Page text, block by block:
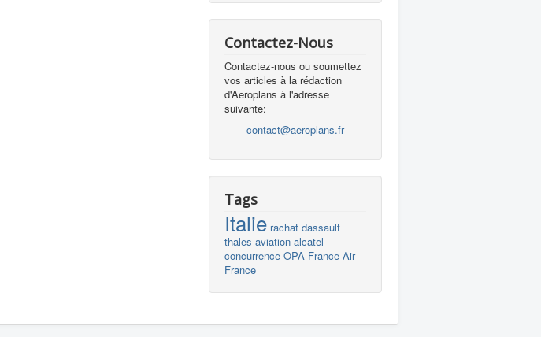
Contactez-Nous
Contactez-nous ou soumettez
vos articles à la rédaction
d'Aeroplans à l'adresse
suivante:
contact@aeroplans.fr
Tags
Italie rachat dassault
thales aviation alcatel
concurrence OPA France Air
France